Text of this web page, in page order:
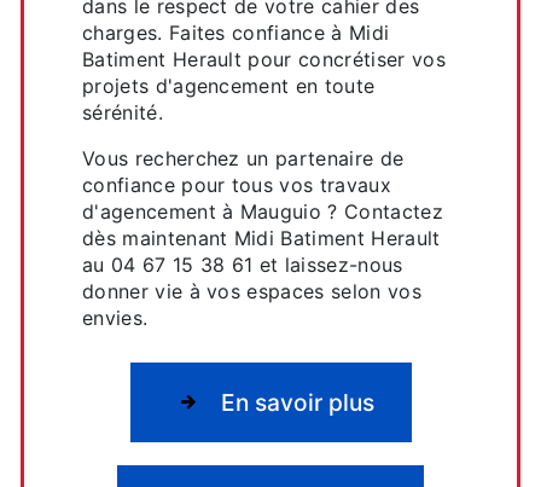
dans le respect de votre cahier des
charges. Faites confiance à Midi
Batiment Herault pour concrétiser vos
projets d'agencement en toute
sérénité.
Vous recherchez un partenaire de
confiance pour tous vos travaux
d'agencement à Mauguio ? Contactez
dès maintenant Midi Batiment Herault
au 04 67 15 38 61 et laissez-nous
donner vie à vos espaces selon vos
envies.
En savoir plus